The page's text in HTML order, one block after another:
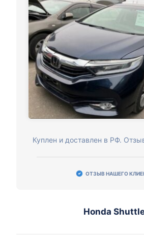
Куплен и доставлен в РФ.
ОТЗЫВ НАШЕГО
Honda